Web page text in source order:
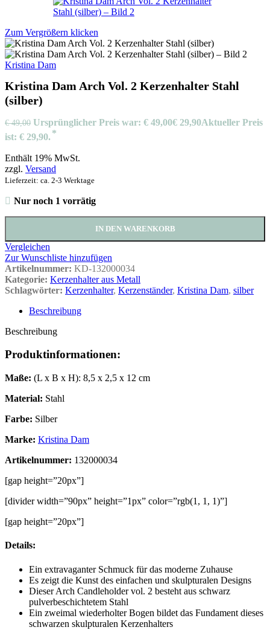
Zum Vergrößern klicken
Kristina Dam
Kristina Dam Arch Vol. 2 Kerzenhalter Stahl
(silber)
€49,00 Ursprünglicher Preis war: € 49,00€ 29,90Aktueller Preis
ist: € 29,90.
Enthält 19% MwSt.
zzgl. Versand
Lieferzeit: ca. 2-3 Werktage
Nur noch 1 vorrätig
IN DEN WARENKORB
Vergleichen
Zur Wunschliste hinzufügen
Artikelnummer: KD-132000034
Kategorie: Kerzenhalter aus Metall
Schlagwörter: Kerzenhalter, Kerzenständer, Kristina Dam, silber
Beschreibung
Beschreibung
Produktinformationen:
Maße: (L x B x H): 8,5 x 2,5 x 12 cm
Material: Stahl
Farbe: Silber
Marke: Kristina Dam
Artikelnummer: 132000034
[gap height=”20px”]
[divider width=”90px” height=”1px” color=”rgb(1, 1, 1)”]
[gap height=”20px”]
Details:
Ein extravaganter Schmuck für das moderne Zuhause
Es zeigt die Kunst des einfachen und skulpturalen Designs
Dieser Arch Candleholder vol. 2 besteht aus schwarz
pulverbeschichtetem Stahl
Ein zweimal wiederholter Bogen bildet das Fundament dieses
schwarzen skulpturalen Kerzenhalters